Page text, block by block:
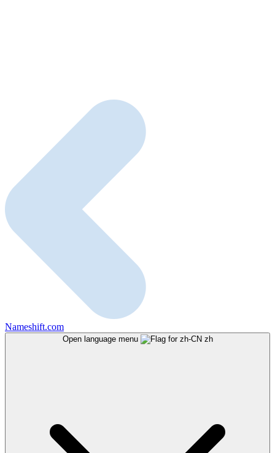
Nameshift.com
Open language menu zh